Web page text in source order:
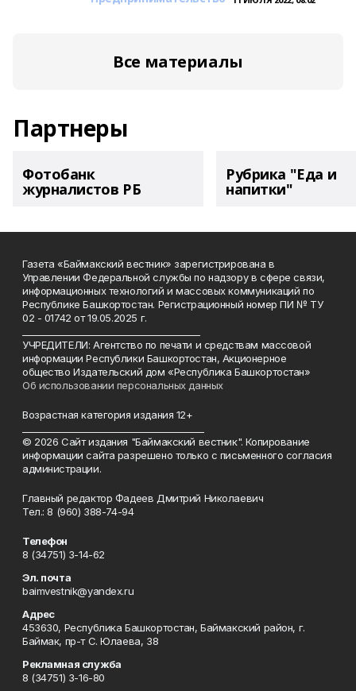
Все материалы
Партнеры
Фотобанк
журналистов РБ
Рубрика "Еда и
напитки"
Газета «Баймакский вестник» зарегистрирована в
Управлении Федеральной службы по надзору в сфере связи,
информационных технологий и массовых коммуникаций по
Республике Башкортостан. Регистрационный номер ПИ № ТУ
02 - 01742 от 19.05.2025 г.
УЧРЕДИТЕЛИ: Агентство по печати и средствам массовой
информации Республики Башкортостан, Акционерное
общество Издательский дом «Республика Башкортостан»
Об использовании персональных данных
Возрастная категория издания 12+
© 2026 Сайт издания "Баймакский вестник". Копирование
информации сайта разрешено только с письменного согласия
администрации.
Главный редактор Фадеев Дмитрий Николаевич
Тел.: 8 (960) 388-74-94
Телефон
8 (34751) 3-14-62
Эл. почта
baimvestnik@yandex.ru
Адрес
453630, Республика Башкортостан, Баймакский район, г.
Баймак, пр-т С. Юлаева, 38
Рекламная служба
8 (34751) 3-16-80